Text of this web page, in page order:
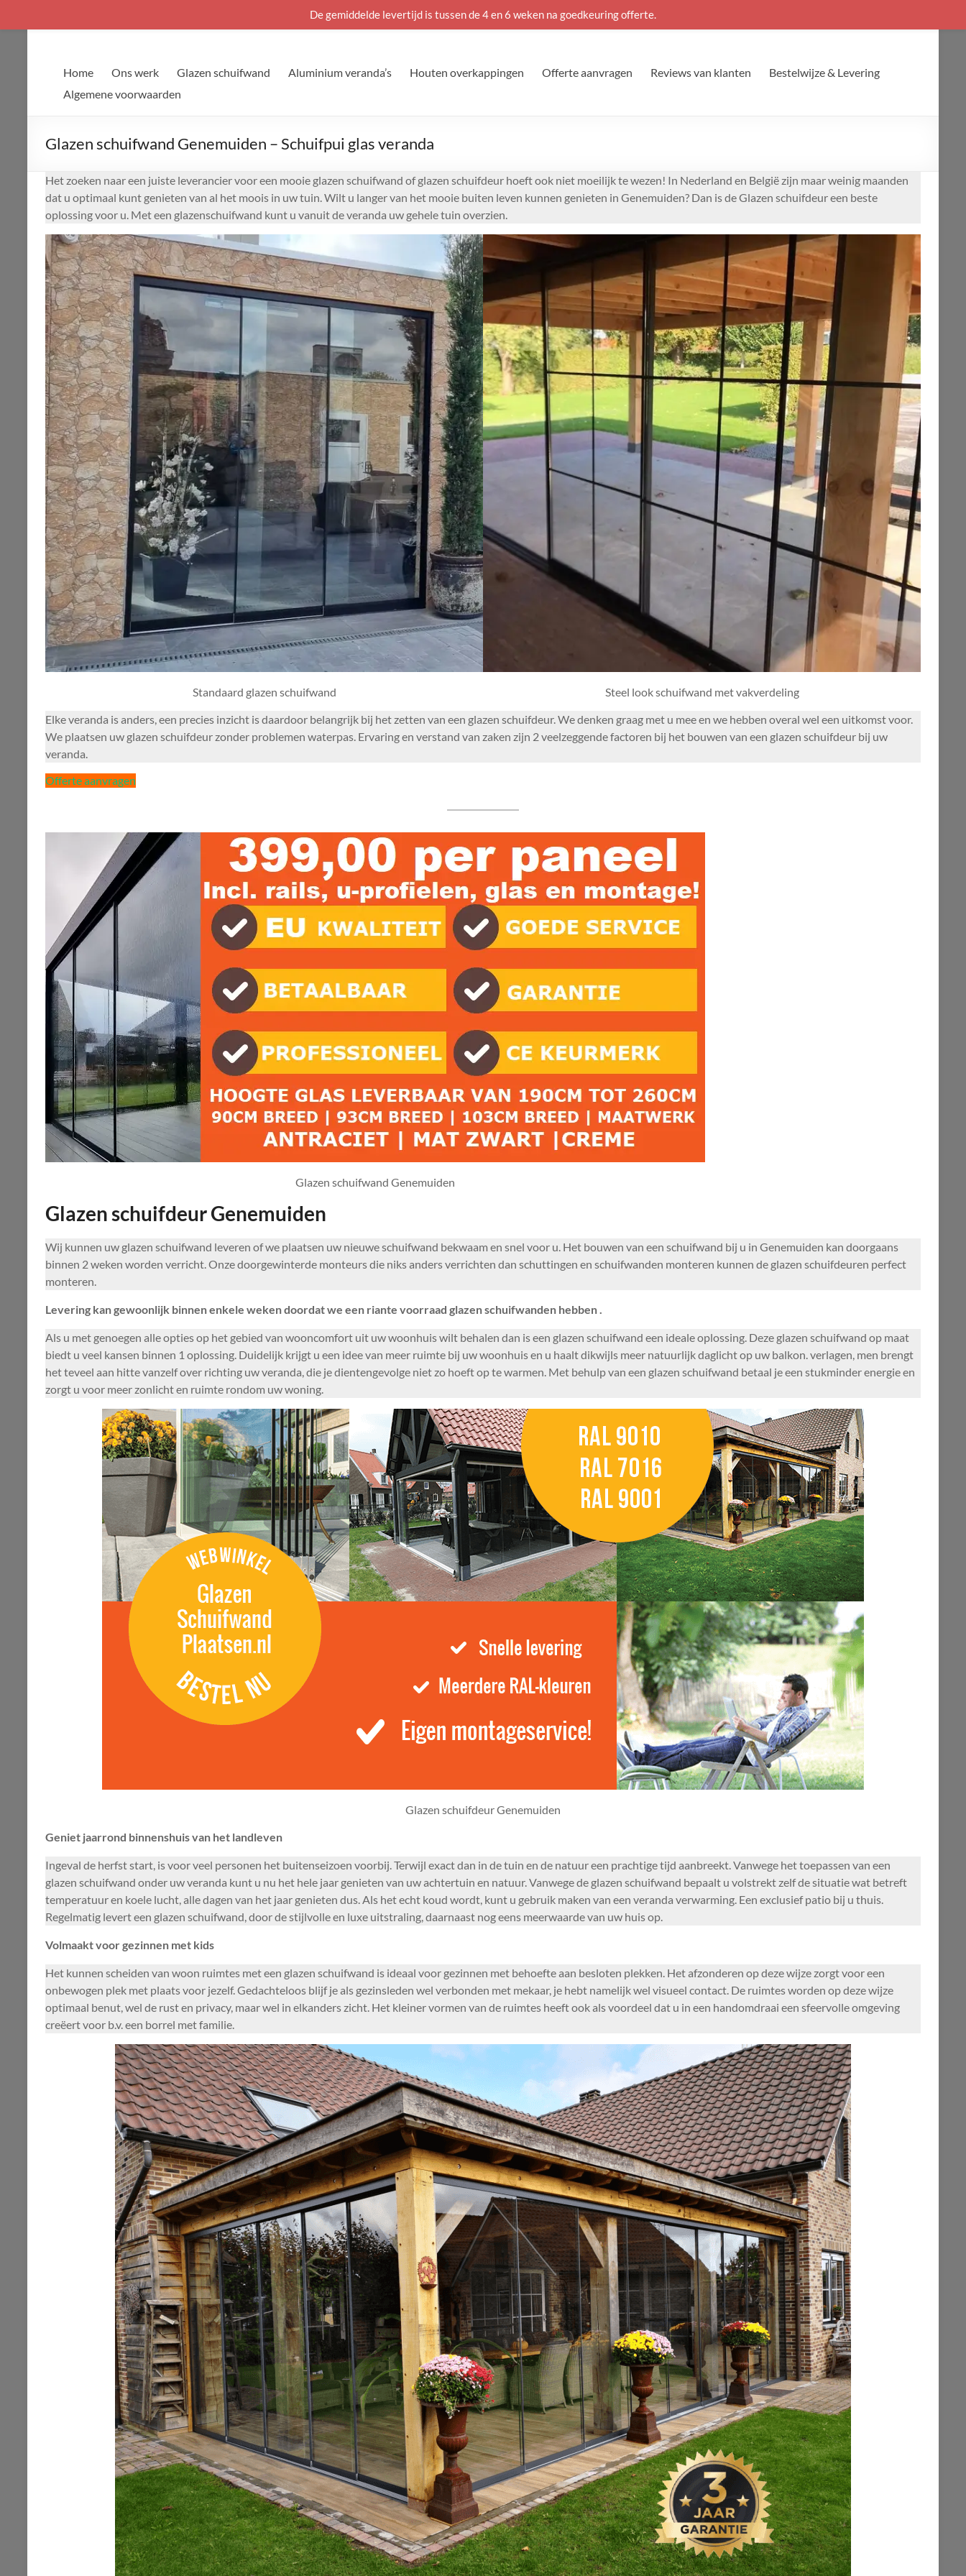
Home Ons werk Glazen schuifwand Aluminium veranda’s Houten overkappingen Offerte aanvragen Reviews van klanten
Bestelwijze & Levering
Algemene voorwaarden
Glazen schuifwand Genemuiden – Schuifpui glas veranda
Het zoeken naar een juiste leverancier voor een mooie glazen schuifwand of glazen schuifdeur hoeft ook niet moeilijk te wezen! In Nederland en België zijn maar weinig maanden
dat u optimaal kunt genieten van al het moois in uw tuin. Wilt u langer van het mooie buiten leven kunnen genieten in Genemuiden? Dan is de Glazen schuifdeur een beste
oplossing voor u. Met een glazenschuifwand kunt u vanuit de veranda uw gehele tuin overzien.
Standaard glazen schuifwand
Steel look schuifwand met vakverdeling
Elke veranda is anders, een precies inzicht is daardoor belangrijk bij het zetten van een glazen schuifdeur. We denken graag met u mee en we hebben overal wel een uitkomst voor.
We plaatsen uw glazen schuifdeur zonder problemen waterpas. Ervaring en verstand van zaken zijn 2 veelzeggende factoren bij het bouwen van een glazen schuifdeur bij uw
veranda.
Offerte aanvragen
Glazen schuifwand Genemuiden
Glazen schuifdeur Genemuiden
Wij kunnen uw glazen schuifwand leveren of we plaatsen uw nieuwe schuifwand bekwaam en snel voor u. Het bouwen van een schuifwand bij u in Genemuiden kan doorgaans
binnen 2 weken worden verricht. Onze doorgewinterde monteurs die niks anders verrichten dan schuttingen en schuifwanden monteren kunnen de glazen schuifdeuren perfect
monteren.
Levering kan gewoonlijk binnen enkele weken doordat we een riante voorraad glazen schuifwanden hebben .
Als u met genoegen alle opties op het gebied van wooncomfort uit uw woonhuis wilt behalen dan is een glazen schuifwand een ideale oplossing. Deze glazen schuifwand op maat
biedt u veel kansen binnen 1 oplossing. Duidelijk krijgt u een idee van meer ruimte bij uw woonhuis en u haalt dikwijls meer natuurlijk daglicht op uw balkon. verlagen, men brengt
het teveel aan hitte vanzelf over richting uw veranda, die je dientengevolge niet zo hoeft op te warmen. Met behulp van een glazen schuifwand betaal je een stukminder energie en
zorgt u voor meer zonlicht en ruimte rondom uw woning.
Glazen schuifdeur Genemuiden
Geniet jaarrond binnenshuis van het landleven
Ingeval de herfst start, is voor veel personen het buitenseizoen voorbij. Terwijl exact dan in de tuin en de natuur een prachtige tijd aanbreekt. Vanwege het toepassen van een
glazen schuifwand onder uw veranda kunt u nu het hele jaar genieten van uw achtertuin en natuur. Vanwege de glazen schuifwand bepaalt u volstrekt zelf de situatie wat betreft
temperatuur en koele lucht, alle dagen van het jaar genieten dus. Als het echt koud wordt, kunt u gebruik maken van een veranda verwarming. Een exclusief patio bij u thuis.
Regelmatig levert een glazen schuifwand, door de stijlvolle en luxe uitstraling, daarnaast nog eens meerwaarde van uw huis op.
Volmaakt voor gezinnen met kids
Het kunnen scheiden van woon ruimtes met een glazen schuifwand is ideaal voor gezinnen met behoefte aan besloten plekken. Het afzonderen op deze wijze zorgt voor een
onbewogen plek met plaats voor jezelf. Gedachteloos blijf je als gezinsleden wel verbonden met mekaar, je hebt namelijk wel visueel contact. De ruimtes worden op deze wijze
optimaal benut, wel de rust en privacy, maar wel in elkanders zicht. Het kleiner vormen van de ruimtes heeft ook als voordeel dat u in een handomdraai een sfeervolle omgeving
creëert voor b.v. een borrel met familie.
De gemiddelde levertijd is tussen de 4 en 6 weken na goedkeuring offerte.